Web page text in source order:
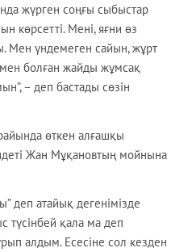
жүрген соңғы сыбыстар
көрсетті. Мені, яғни өз
Мен үндемеген сайын, жұрт
болған жайды жұмсақ
– деп бастады сөзін
өткен алғашқы
Жан Мұқановтың мойнына
деп атайық дегенімізде
түсінбей қала ма деп
алдым. Есесіне сол кезден